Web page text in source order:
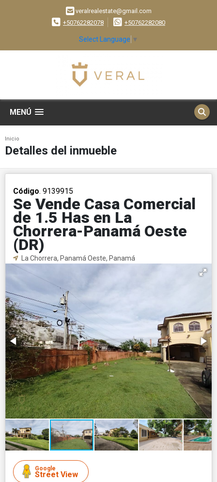
veralrealestate@gmail.com
+50762282078
+50762282080
Select Language ▼
MENÚ
Inicio
Detalles del inmueble
Código. 9139915
Se Vende Casa Comercial
de 1.5 Has en La
Chorrera-Panamá Oeste
(DR)
La Chorrera, Panamá Oeste, Panamá
Google
Street View